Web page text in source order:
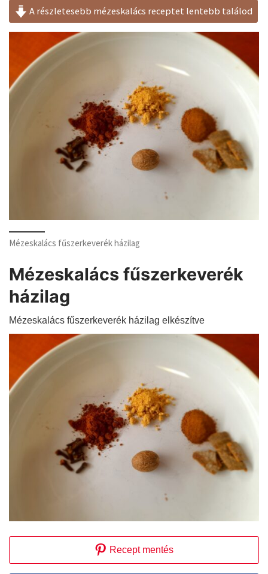
A részletesebb mézeskalács receptet lentebb találod
Mézeskalács fűszerkeverék házilag
Mézeskalács fűszerkeverék
házilag
Mézeskalács fűszerkeverék házilag elkészítve
Recept mentés